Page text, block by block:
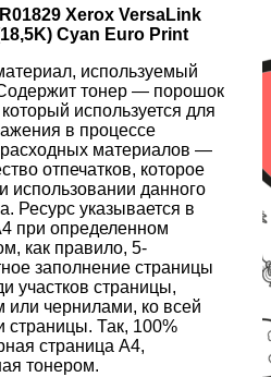
Xerox VersaLink
Cyan Euro Print
используемый
тонер — порошок
используется для
в процессе
материалов —
отпечатков, которое
использовании данного
Ресурс указывается в
при определенном
как правило, 5-
заполнение страницы
участков страницы,
или чернилами, ко всей
страницы. Так, 100%
страница А4,
тонером.